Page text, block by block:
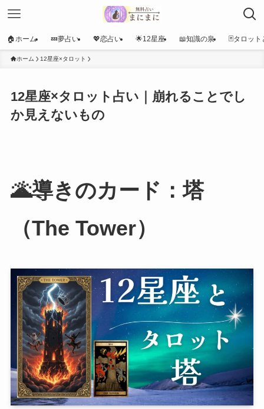
🏠ホーム 💤夢占い 💖恋占い 🌟12星座 📖知識の泉 🃏タロット
ホーム 12星座×タロット
12星座×タロット占い｜崩れることでし
か見えないもの
🌋導きのカード：塔
（The Tower）